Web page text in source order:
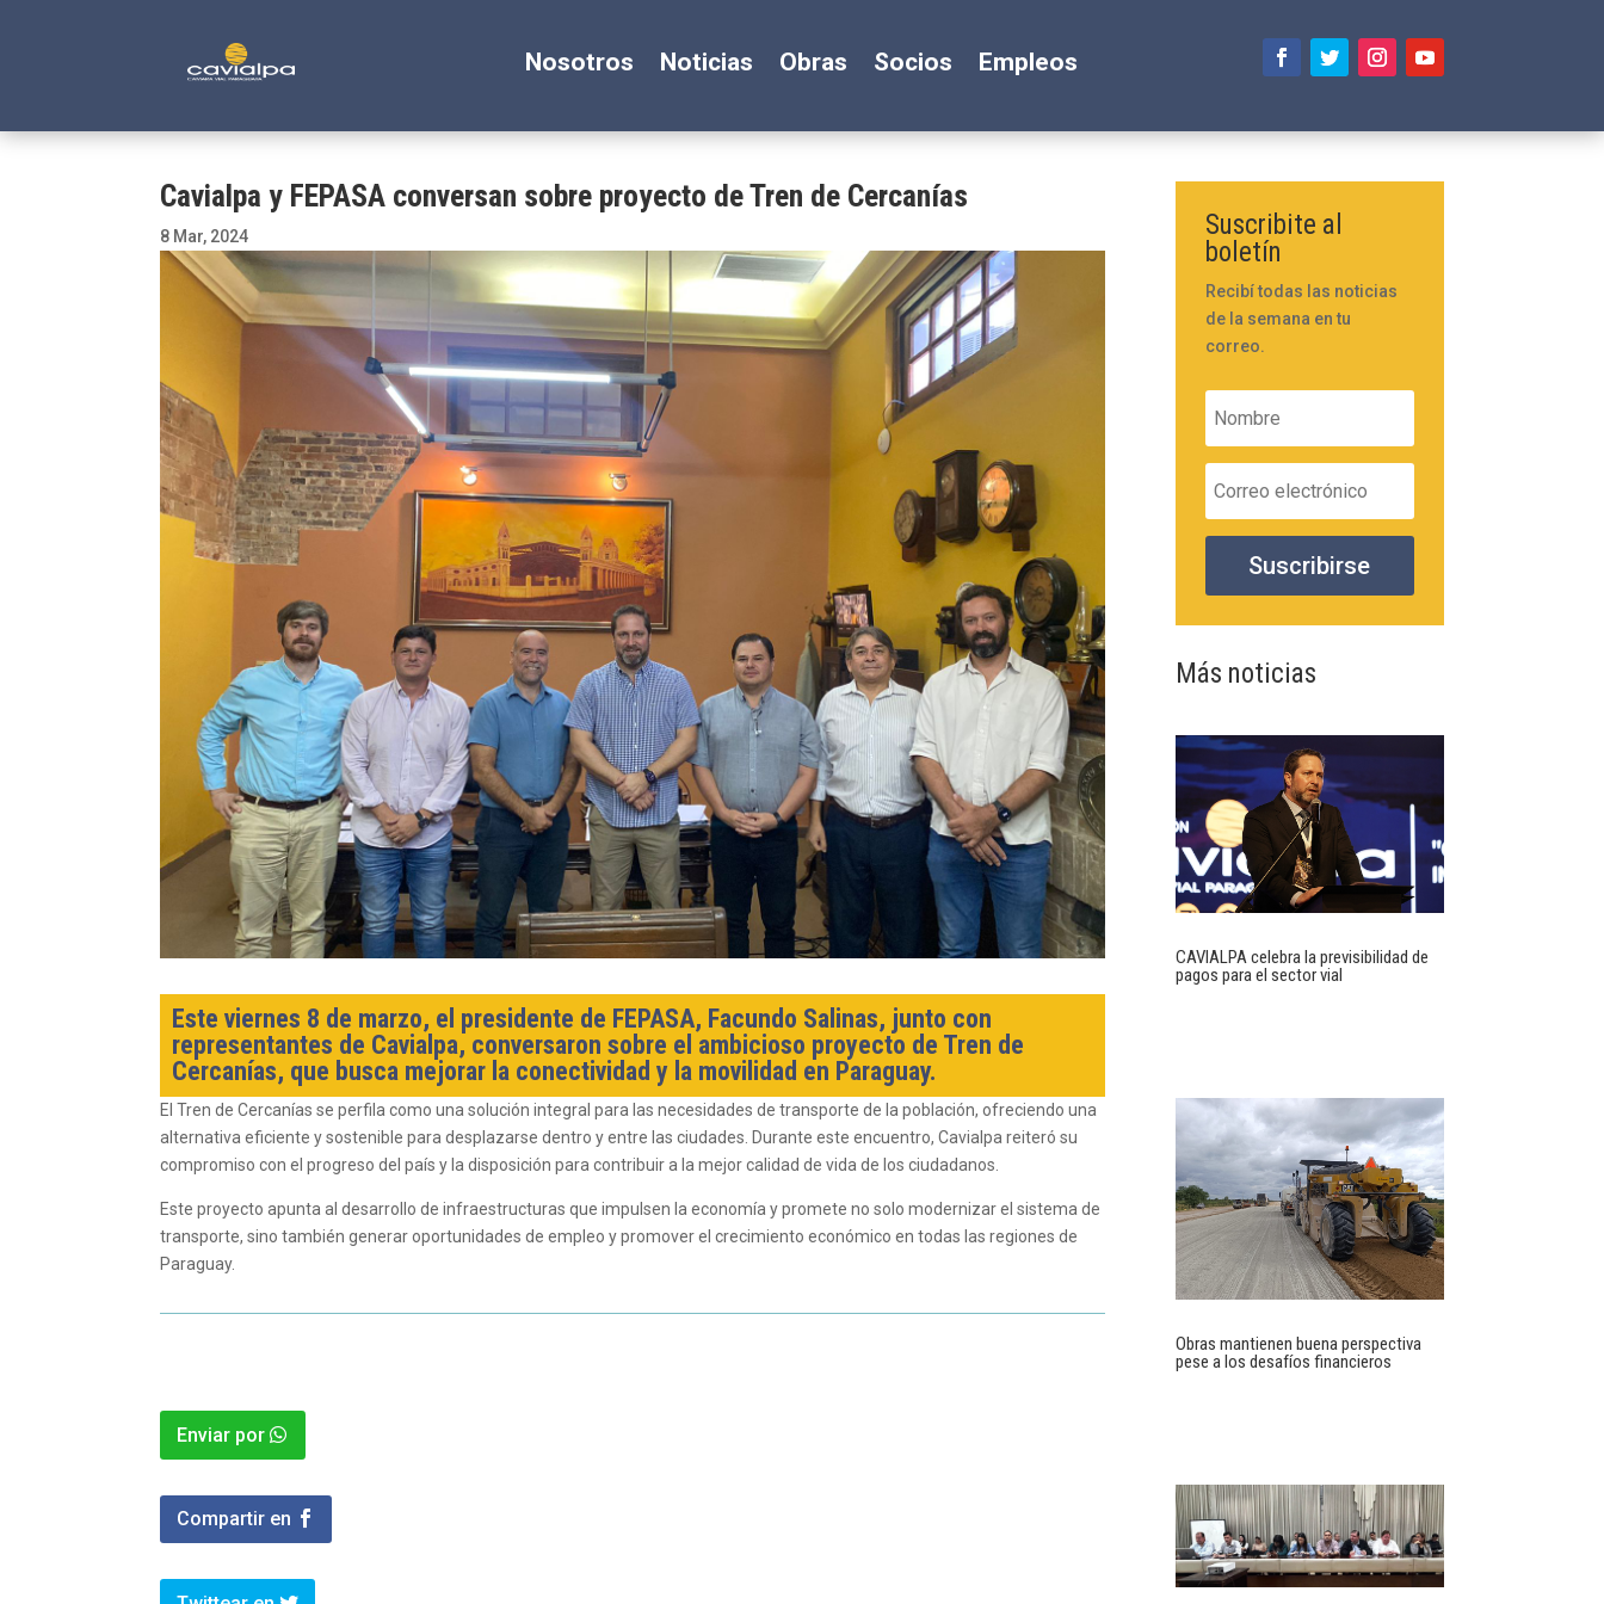
Nosotros Noticias Obras Socios Empleos
Cavialpa y FEPASA conversan sobre proyecto de Tren de Cercanías
8 Mar, 2024
Este viernes 8 de marzo, el presidente de FEPASA, Facundo Salinas, junto con
representantes de Cavialpa, conversaron sobre el ambicioso proyecto de Tren de
Cercanías, que busca mejorar la conectividad y la movilidad en Paraguay.
El Tren de Cercanías se perfila como una solución integral para las necesidades de transporte de la población, ofreciendo una
alternativa eficiente y sostenible para desplazarse dentro y entre las ciudades. Durante este encuentro, Cavialpa reiteró su
compromiso con el progreso del país y la disposición para contribuir a la mejor calidad de vida de los ciudadanos.
Este proyecto apunta al desarrollo de infraestructuras que impulsen la economía y promete no solo modernizar el sistema de
transporte, sino también generar oportunidades de empleo y promover el crecimiento económico en todas las regiones de
Paraguay.
Enviar por
Compartir en
Suscribite al
boletín
Recibí todas las noticias
de la semana en tu
correo.
Suscribirse
Más noticias
CAVIALPA celebra la previsibilidad de
pagos para el sector vial
Obras mantienen buena perspectiva
pese a los desafíos financieros